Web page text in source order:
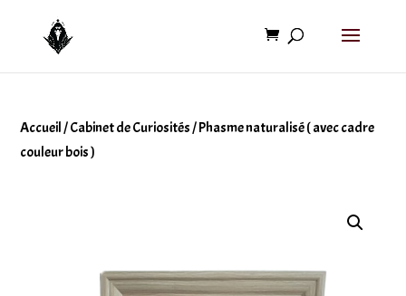
Accueil/Cabinet de Curiosités/ Phasme naturalisé ( avec cadre
couleur bois )